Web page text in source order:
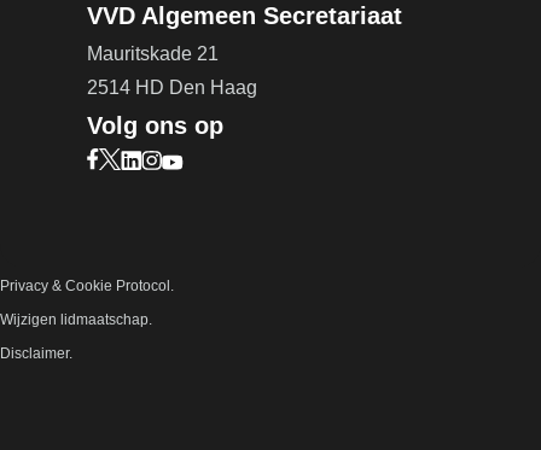
VVD Algemeen Secretariaat
Mauritskade 21
2514 HD Den Haag
Volg ons op
Bezoek onze Facebook pagina (opent in nieuw
Bezoek onze X pagina (opent in nieuw tabblad)
Bezoek onze LinkedIn pagina (opent in nieuw
Bezoek onze Instagram pagina (opent in
Bezoek onze YouTube pagina (opent in
Privacy & Cookie Protocol.
Wijzigen lidmaatschap.
Disclaimer.